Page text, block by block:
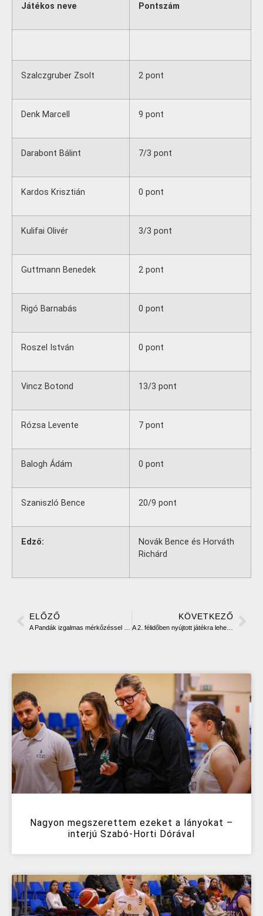
Játékos neve Pontszám
Szalczgruber Zsolt 2 pont
Denk Marcell 9 pont
Darabont Bálint 7/3 pont
Kardos Krisztián 0 pont
Kulifai Olivér 3/3 pont
Guttmann Benedek 2 pont
Rigó Barnabás 0 pont
Roszel István 0 pont
Vincz Botond 13/3 pont
Rózsa Levente 7 pont
Balogh Ádám 0 pont
Szaniszló Bence 20/9 pont
Edző:
Novák Bence és Horváth
Richárd
ELŐZŐ KÖVETKEZŐ
A 2. félidőben nyújtott játékra lehet építkezni
Nagyon megszerettem ezeket a lányokat –
interjú Szabó-Horti Dórával